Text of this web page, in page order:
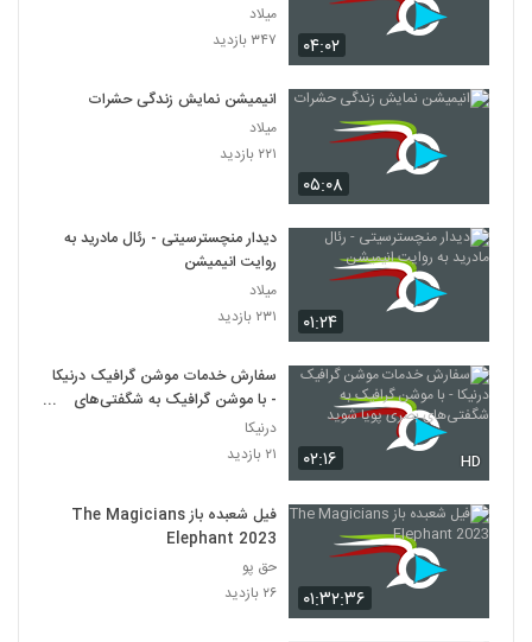
۰۴:۰۲
میلاد
۳۴۷ بازدید
۰۵:۰۸
انیمیشن نمایش زندگی حشرات
میلاد
۲۲۱ بازدید
۰۱:۲۴
دیدار منچسترسیتی - رئال مادرید به
روایت انیمیشن
میلاد
۲۳۱ بازدید
۰۲:۱۶ HD
سفارش خدمات موشن گرافیک درنیکا
- با موشن گرافیک به شگفتی‌های
بصری پویا شوید
درنیکا
۲۱ بازدید
۰۱:۳۲:۳۶
فیل شعبده باز The Magicians
Elephant 2023
حق پو
۲۶ بازدید